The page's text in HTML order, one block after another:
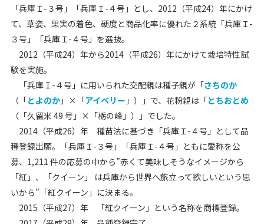
「兵庫Ｉ-３号」「兵庫Ｉ-４号」とし、2012（平成24）年にかけ
て、草姿、果実の着色、硬度と商品化率に優れた２系統「兵庫Ｉ-
３号」「兵庫Ｉ-４号」を選抜。
2012（平成24）年から2014（平成26）年にかけて栽培特性試
験を実施。
「兵庫Ｉ-４号」に用いられた交配親は種子親が「さちのか
（「とよのか」×「アイベリー 」）」で、花粉親は「とちおとめ
（「久留米 49 号」×「栃の峰」）」でした。
2014（平成26）年 種苗法に基づき「兵庫Ｉ-４号」として品
種登録出願。「兵庫Ｉ-３号」「兵庫Ｉ-４号」ともに愛称を公
募、1,211 件の応募の中から”赤くて美味しそうなイメージから
「紅」、「クイーン」 は兵庫から世界へ旅立って欲しいという思
いから”「紅クイーン」に決まる。
2015（平成27）年 「紅クイーン」という名称を商標登録。